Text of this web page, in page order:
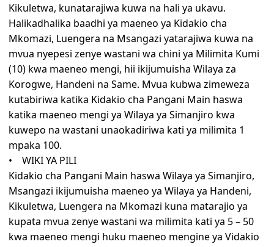
Kikuletwa, kunatarajiwa kuwa na hali ya ukavu.
Halikadhalika baadhi ya maeneo ya Kidakio cha
Mkomazi, Luengera na Msangazi yatarajiwa kuwa na
mvua nyepesi zenye wastani wa chini ya Milimita Kumi
(10) kwa maeneo mengi, hii ikijumuisha Wilaya za
Korogwe, Handeni na Same. Mvua kubwa zimeweza
kutabiriwa katika Kidakio cha Pangani Main haswa
katika maeneo mengi ya Wilaya ya Simanjiro kwa
kuwepo na wastani unaokadiriwa kati ya milimita 1
mpaka 100.
• WIKI YA PILI
Kidakio cha Pangani Main haswa Wilaya ya Simanjiro,
Msangazi ikijumuisha maeneo ya Wilaya ya Handeni,
Kikuletwa, Luengera na Mkomazi kuna matarajio ya
kupata mvua zenye wastani wa milimita kati ya 5 – 50
kwa maeneo mengi huku maeneo mengine ya Vidakio